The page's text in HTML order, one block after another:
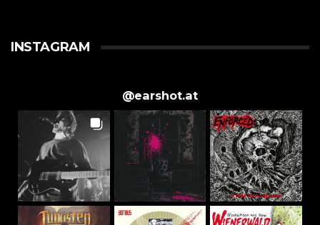
INSTAGRAM
@earshot.at